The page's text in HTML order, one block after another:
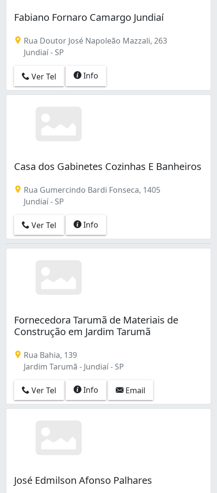
Fabiano Fornaro Camargo Jundiaí
Rua Doutor José Napoleão Mazzali, 263
Jundiaí - SP
Ver Tel Info
Casa dos Gabinetes Cozinhas E Banheiros
Rua Gumercindo Bardi Fonseca, 1405
Jundiaí - SP
Ver Tel Info
Fornecedora Tarumã de Materiais de
Construção em Jardim Tarumã
Rua Bahia, 139
Jardim Tarumã - Jundiaí - SP
Ver Tel Info Email
José Edmilson Afonso Palhares